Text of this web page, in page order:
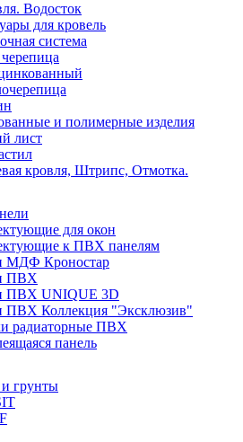
Водосток
для кровель
система
и полимерные изделия
лист
кровля, Штрипс, Отмотка.
для окон
к ПВХ панелям
МДФ Кроностар
ПВХ
ПВХ UNIQUE 3D
ПВХ Коллекция "Эксклюзив"
радиаторные ПВХ
панель
грунты